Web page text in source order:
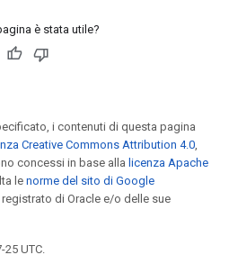
è stata utile?
i contenuti di questa pagina
Creative Commons Attribution 4.0,
concessi in base alla licenza Apache
le norme del sito di Google
registrato di Oracle e/o delle sue
UTC.